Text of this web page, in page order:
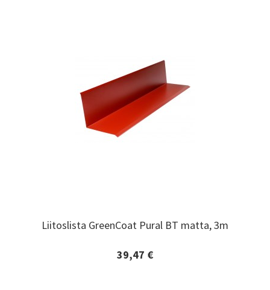
Liitoslista GreenCoat Pural BT matta, 3m
39,47 €
Liitoslista GreenCoat Pural BT matta, 3m
Lisätiedot ja tilaaminen